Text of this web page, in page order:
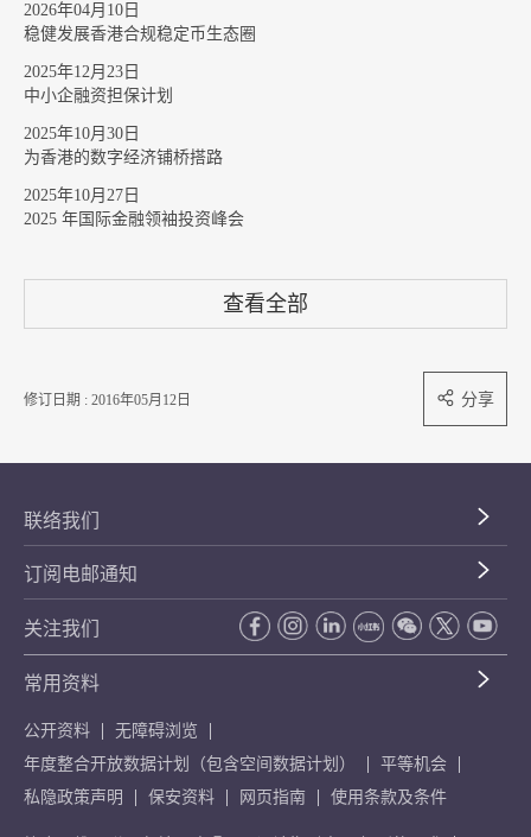
2026年04月10日
稳健发展香港合规稳定币生态圈
2025年12月23日
中小企融资担保计划
2025年10月30日
为香港的数字经济铺桥搭路
2025年10月27日
2025 年国际金融领袖投资峰会
查看全部
修订日期 : 2016年05月12日 分享
联络我们
订阅电邮通知
关注我们
常用资料
公开资料
无障碍浏览
年度整合开放数据计划（包含空间数据计划）
平等机会
私隐政策声明
保安资料 网页指南 使用条款及条件